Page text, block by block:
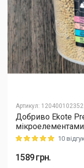
Артикул: 120400102352
Добриво Еkote
мікроелементами
Rating: 5 out of 5
10
1589грн.